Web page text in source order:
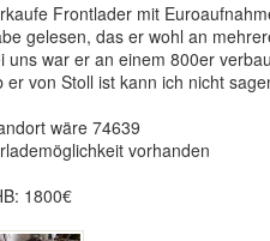
Frontlader mit
gelesen, das er wohl an
uns war er an einem 800er
er von Stoll ist kann ich nicht
wäre 74639
vorhanden
1800€